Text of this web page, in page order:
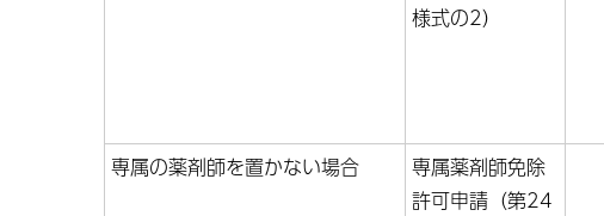
様式の2）
専属の薬剤師を置かない場合
専属薬剤師免除
許可申請（第24